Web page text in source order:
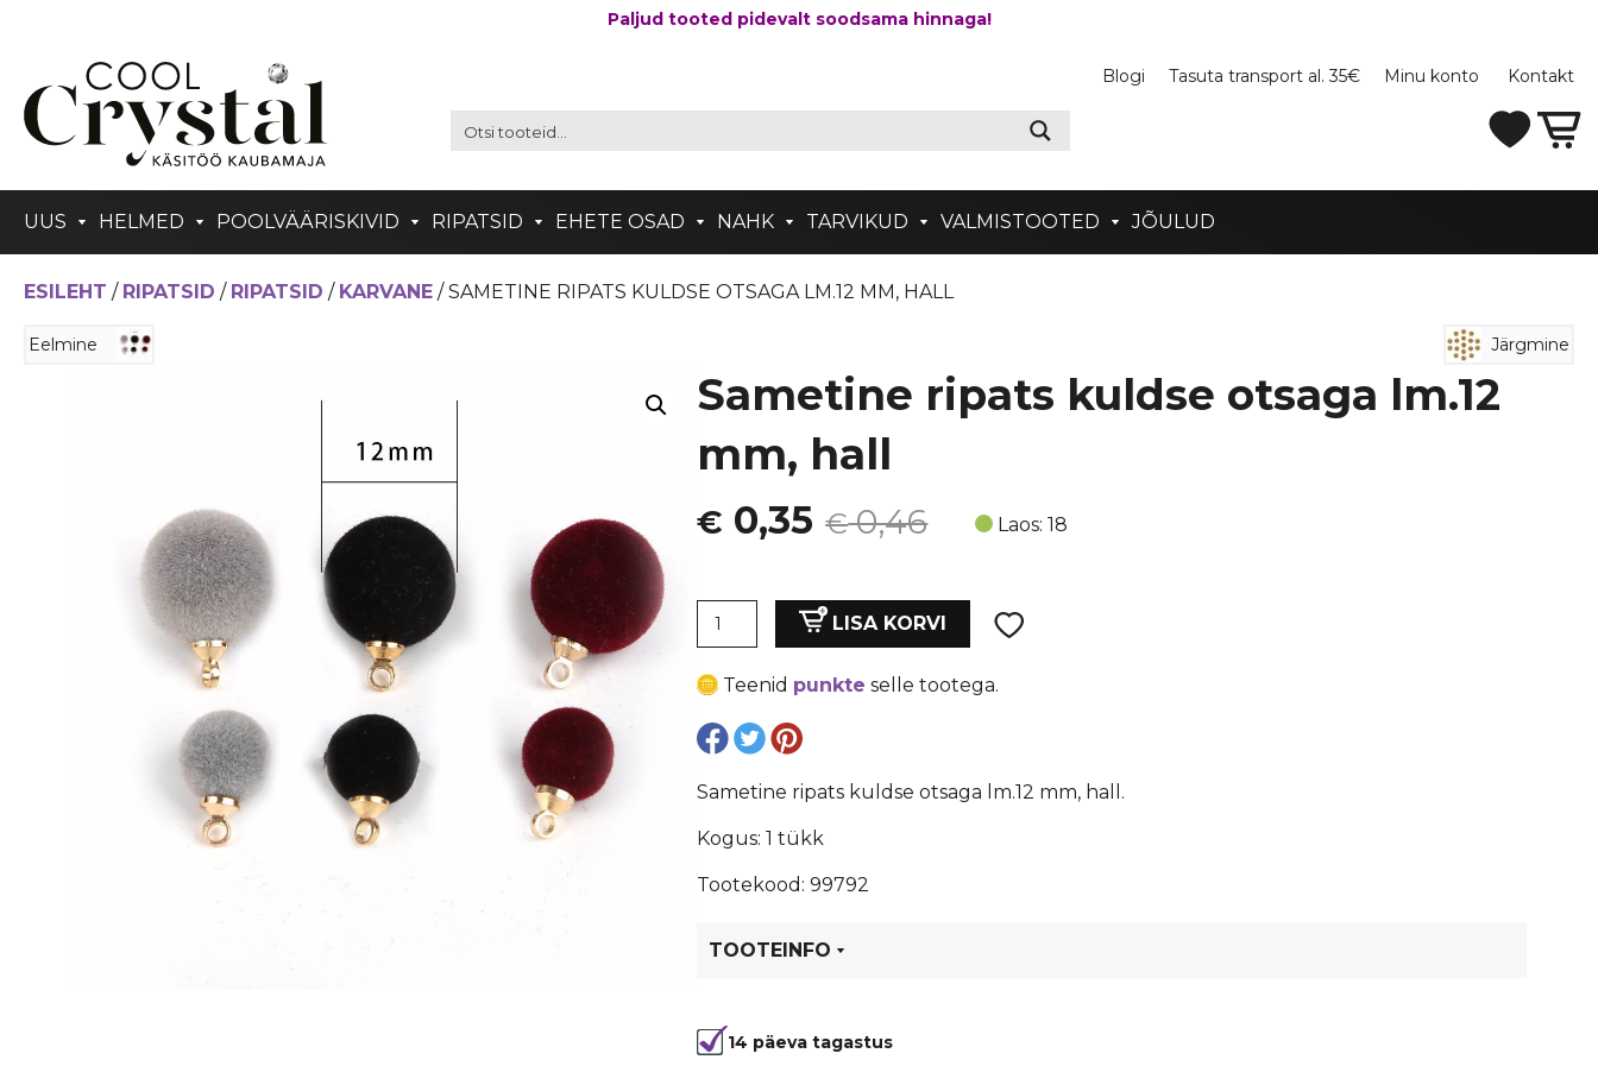
Paljud tooted pidevalt soodsama hinnaga!
Blogi Tasuta transport al. 35€ Minu konto Kontakt
UUS HELMED POOLVÄÄRISKIVID RIPATSID EHETE OSAD NAHK TARVIKUD VALMISTOOTED JÕULUD
ESILEHT / RIPATSID / RIPATSID / KARVANE / SAMETINE RIPATS KULDSE OTSAGA LM.12 MM, HALL
Eelmine Järgmine
Sametine ripats kuldse otsaga lm.12
mm, hall
€0,46
Algne
oli:
€ 0,46.
€ 0,35
Current
is:
€ 0,35.
Laos: 18
Sametine
otsaga
lm.12
mm,
kogus
LISA KORVI
Teenid punkte selle tootega.
Sametine ripats kuldse otsaga lm.12 mm, hall.
Kogus: 1 tükk
Tootekood: 99792
TOOTEINFO
Värvus
14 päeva tagastus